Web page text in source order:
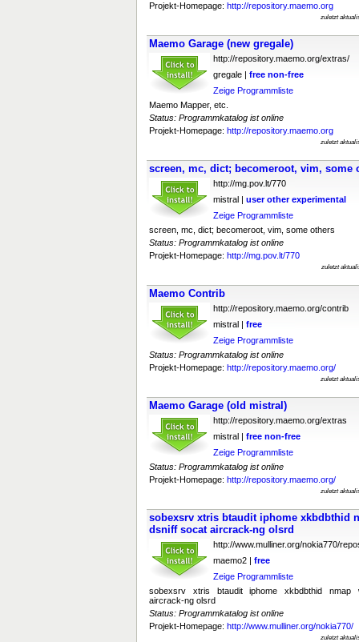
Projekt-Homepage: http://repository.maemo.org
zuletzt
Maemo Garage (new gregale)
http://repository.maemo.org/extras/
gregale | free non-free
Zeige Programmliste
Maemo Mapper, etc.
Status: Programmkatalog ist online
Projekt-Homepage: http://repository.maemo.org
zuletzt
screen, mc, dict; becomeroot, vim, some
http://mg.pov.lt/770
mistral | user other experimental
Zeige Programmliste
screen, mc, dict; becomeroot, vim, some others
Status: Programmkatalog ist online
Projekt-Homepage: http://mg.pov.lt/770
zuletzt
Maemo Contrib
http://repository.maemo.org/contrib
mistral | free
Zeige Programmliste
Status: Programmkatalog ist online
Projekt-Homepage: http://repository.maemo.org/
zuletzt
Maemo Garage (old mistral)
http://repository.maemo.org/extras
mistral | free non-free
Zeige Programmliste
Status: Programmkatalog ist online
Projekt-Homepage: http://repository.maemo.org/
zuletzt
sobexsrv xtris btaudit iphome xkbdbthid
dsniff socat aircrack-ng olsrd
http://www.mulliner.org/nokia770/
maemo2 | free
Zeige Programmliste
sobexsrv xtris btaudit iphome xkbdbthid nmap
aircrack-ng olsrd
Status: Programmkatalog ist online
Projekt-Homepage: http://www.mulliner.org/nokia770/
zuletzt